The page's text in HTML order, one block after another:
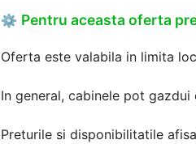
⚙ Pentru aceasta oferta
Oferta este valabila in limita
In general, cabinele pot
Preturile si disponibilitatile